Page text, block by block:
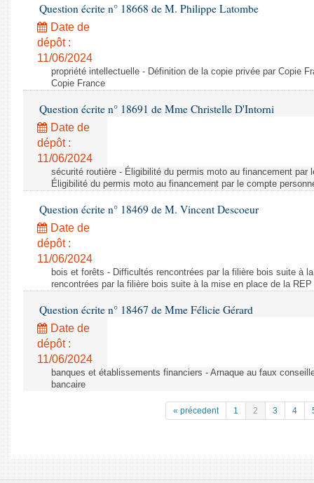
Question écrite n° 18668 de M. Philippe Latombe
Date de
dépôt :
11/06/2024
propriété intellectuelle - Définition de la copie privée par Copie
Copie France
Question écrite n° 18691 de Mme Christelle D'Intorni
Date de
dépôt :
11/06/2024
sécurité routière - Éligibilité du permis moto au financement par
Éligibilité du permis moto au financement par le compte
Question écrite n° 18469 de M. Vincent Descoeur
Date de
dépôt :
11/06/2024
bois et forêts - Difficultés rencontrées par la filière bois suite à
rencontrées par la filière bois suite à la mise en place de la REP
Question écrite n° 18467 de Mme Félicie Gérard
Date de
dépôt :
11/06/2024
banques et établissements financiers - Arnaque au faux
bancaire
« précedent 1 2 3 4